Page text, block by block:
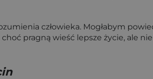
człowieka. Mogłabym
pragną wieść lepsze życie, ale